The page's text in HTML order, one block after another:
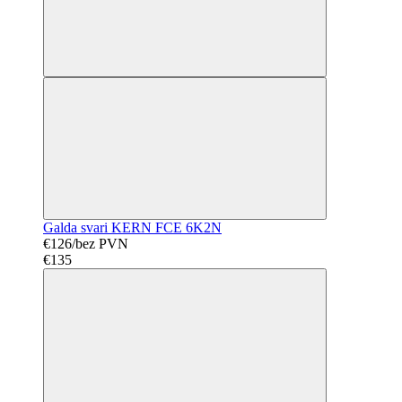
Galda svari KERN FCE 6K2N
€126/bez PVN
€135